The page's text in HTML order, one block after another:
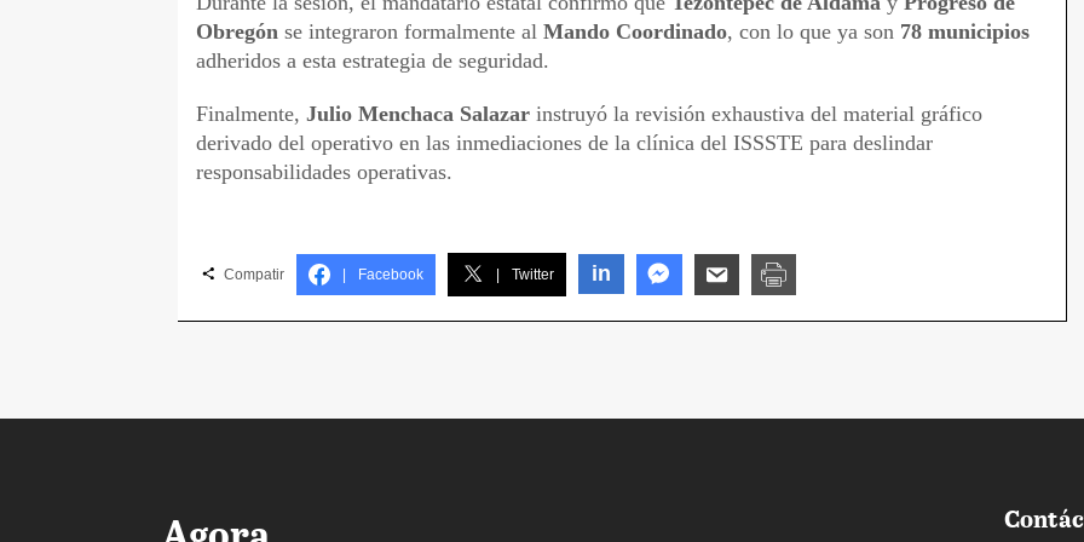
Obregón se integraron formalmente al Mando Coordinado, con lo que ya son 78 municipios
adheridos a esta estrategia de seguridad.
Finalmente, Julio Menchaca Salazar instruyó la revisión exhaustiva del material gráfico
derivado del operativo en las inmediaciones de la clínica del ISSSTE para deslindar
responsabilidades operativas.
Compatir | Facebook | Twitter in